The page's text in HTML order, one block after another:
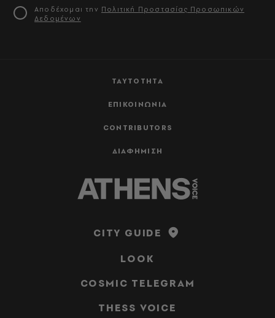
ΤΑΥΤΟΤΗΤΑ
ΕΠΙΚΟΙΝΩΝΙΑ
CONTRIBUTORS
ΔΙΑΦΗΜΙΣΗ
Αποδέχομαι την Πολιτική Προστασίας Προσωπικών
Δεδομένων
CITY GUIDE
LOOK
COSMIC TELEGRAM
THESS VOICE